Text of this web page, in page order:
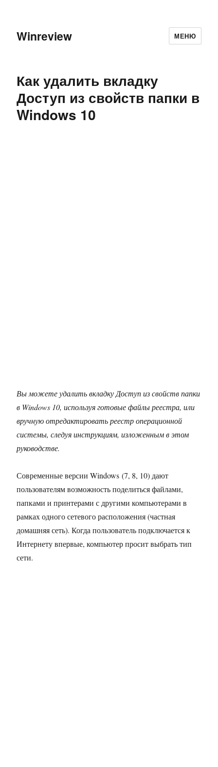
Winreview МЕНЮ
Как удалить вкладку
Доступ из свойств папки в
Windows 10
Вы можете удалить вкладку Доступ из свойств папки
в Windows 10, используя готовые файлы реестра, или
вручную отредактировать реестр операционной
системы, следуя инструкциям, изложенным в этом
руководстве.
Современные версии Windows (7, 8, 10) дают
пользователям возможность поделиться файлами,
папками и принтерами с другими компьютерами в
рамках одного сетевого расположения (частная
домашняя сеть). Когда пользователь подключается к
Интернету впервые, компьютер просит выбрать тип
сети.